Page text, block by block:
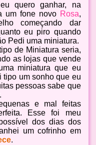
quero ganhar, na
um fone novo Rosa,
começando dar
eu piro quando
Pedi uma miniatura.
de Miniatura seria,
as lojas que vende
miniatura que eu
tipo um sonho que eu
pessoas sabe que
.
e mal feitas
Esse foi meu
dos dias dos
um cofrinho em
.